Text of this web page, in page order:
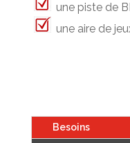
une piste de
une aire de
Besoins